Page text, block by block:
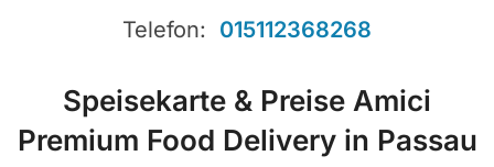
Telefon: 015112368268
Speisekarte & Preise Amici
Premium Food Delivery in Passau